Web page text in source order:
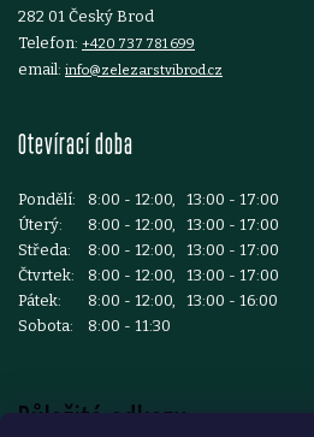
282 01 Český Brod
Telefon: +420 737 781 699
email: info@zelezarstvibrod.cz
Otevírací doba
Pondělí:
8:00 - 12:00, 13:00 - 17:00
Úterý:
8:00 - 12:00, 13:00 - 17:00
Středa:
8:00 - 12:00, 13:00 - 17:00
Čtvrtek:
8:00 - 12:00, 13:00 - 17:00
Pátek:
8:00 - 12:00, 13:00 - 16:00
Sobota:
8:00 - 11:30
Důležité odkazy